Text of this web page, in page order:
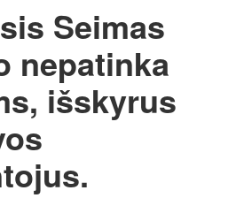
Seimas
nepatinka
išskyrus